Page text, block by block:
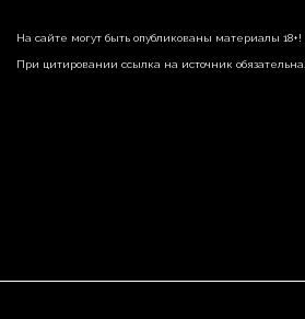
На сайте могут быть опубликованы материалы 18+!
При цитировании ссылка на источник обязательна.